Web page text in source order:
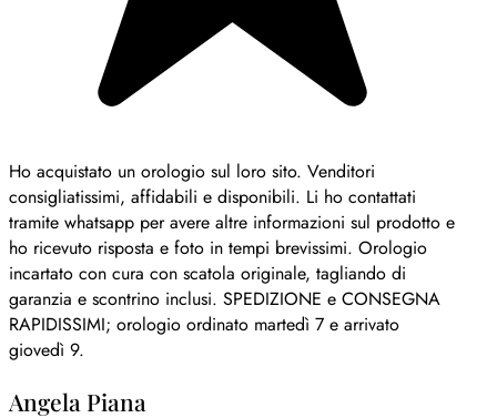
Ho acquistato un orologio sul loro sito. Venditori
consigliatissimi, affidabili e disponibili. Li ho contattati
tramite whatsapp per avere altre informazioni sul prodotto e
ho ricevuto risposta e foto in tempi brevissimi. Orologio
incartato con cura con scatola originale, tagliando di
garanzia e scontrino inclusi. SPEDIZIONE e CONSEGNA
RAPIDISSIMI; orologio ordinato martedì 7 e arrivato
giovedì 9.
Angela Piana